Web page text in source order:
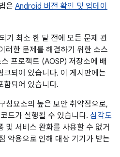
은 Android 버전 확인 및 업데이
기 최소 한 달 전에 모든 문제 관
러한 문제를 해결하기 위한 소스
프로젝트 (AOSP) 저장소에 배
크되어 있습니다. 이 게시판에는
함되어 있습니다.
성요소의 높은 보안 취약점으로,
드가 실행될 수 있습니다. 심각도
및 서비스 완화를 사용할 수 없거
악용으로 인해 대상 기기가 받는